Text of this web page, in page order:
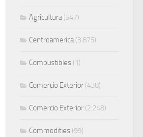
Agricultura(547)
Centroamerica(3.875)
Combustibles (1)
Comercio Exterior (438)
Comercio Exterior (2.248)
Commodities (99)